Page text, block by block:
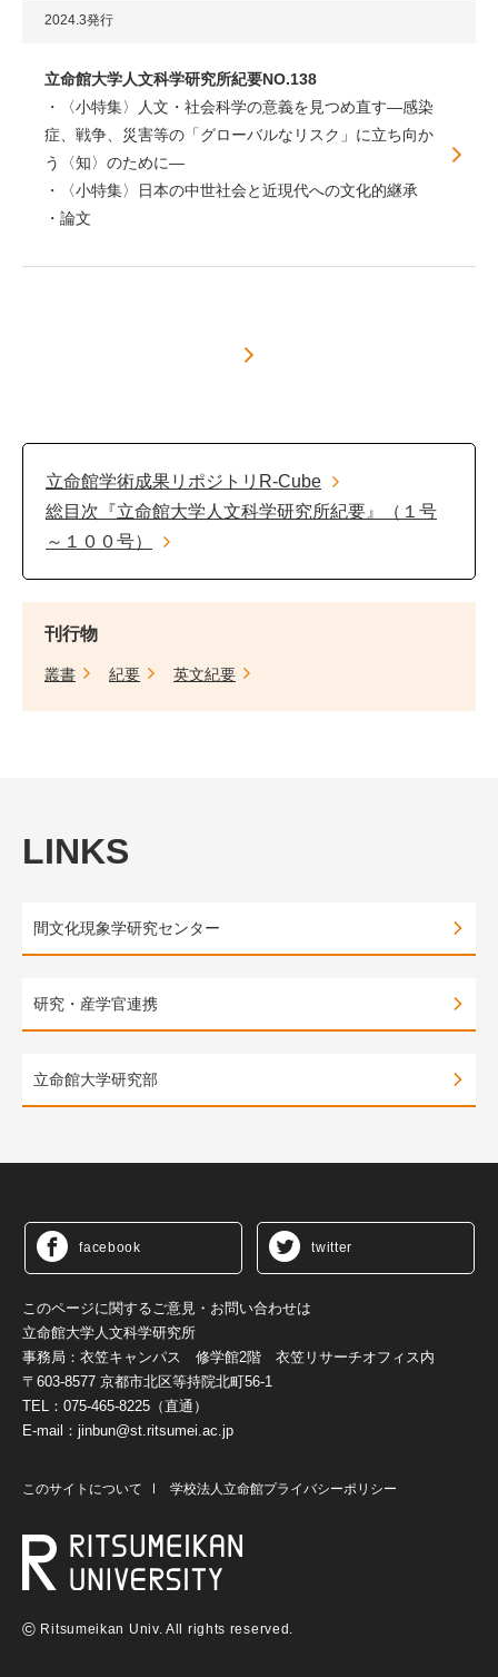
2024.3発行
立命館大学人文科学研究所紀要NO.138
〈小特集〉人文・社会科学の意義を見つめ直す―感染
症、戦争、災害等の「グローバルなリスク」に立ち向か
う〈知〉のために―
〈小特集〉日本の中世社会と近現代への文化的継承
論文
立命館学術成果リポジトリR-Cube
総目次『立命館大学人文科学研究所紀要』（１号
～１００号）
刊行物
叢書 紀要 英文紀要
LINKS
間文化現象学研究センター
研究・産学官連携
立命館大学研究部
facebook twitter
このページに関するご意見・お問い合わせは
立命館大学人文科学研究所
事務局：衣笠キャンパス 修学館2階 衣笠リサーチオフィス内
〒603-8577 京都市北区等持院北町56-1
TEL：075-465-8225（直通）
E-mail：jinbun@st.ritsumei.ac.jp
このサイトについて 学校法人立命館プライバシーポリシー
© Ritsumeikan Univ. All rights reserved.